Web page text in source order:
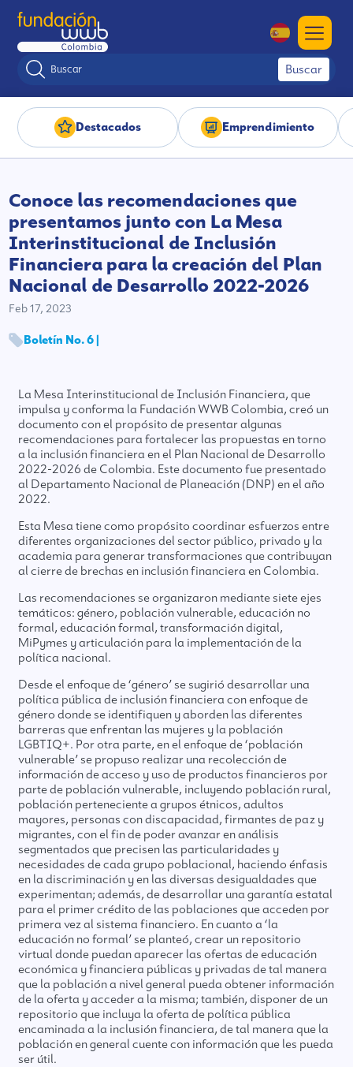
Buscar
Destacados Emprendimiento
Conoce las recomendaciones que
presentamos junto con La Mesa
Interinstitucional de Inclusión
Financiera para la creación del Plan
Nacional de Desarrollo 2022-2026
Feb 17, 2023
Boletín No. 6 |
La Mesa Interinstitucional de Inclusión Financiera, que
impulsa y conforma la Fundación WWB Colombia, creó un
documento con el propósito de presentar algunas
recomendaciones para fortalecer las propuestas en torno
a la inclusión financiera en el Plan Nacional de Desarrollo
2022-2026 de Colombia. Este documento fue presentado
al Departamento Nacional de Planeación (DNP) en el año
2022.
Esta Mesa tiene como propósito coordinar esfuerzos entre
diferentes organizaciones del sector público, privado y la
academia para generar transformaciones que contribuyan
al cierre de brechas en inclusión financiera en Colombia.
Las recomendaciones se organizaron mediante siete ejes
temáticos: género, población vulnerable, educación no
formal, educación formal, transformación digital,
MiPymes y articulación para la implementación de la
política nacional.
Desde el enfoque de ‘género’ se sugirió desarrollar una
política pública de inclusión financiera con enfoque de
género donde se identifiquen y aborden las diferentes
barreras que enfrentan las mujeres y la población
LGBTIQ+. Por otra parte, en el enfoque de ‘población
vulnerable’ se propuso realizar una recolección de
información de acceso y uso de productos financieros por
parte de población vulnerable, incluyendo población rural,
población perteneciente a grupos étnicos, adultos
mayores, personas con discapacidad, firmantes de paz y
migrantes, con el fin de poder avanzar en análisis
segmentados que precisen las particularidades y
necesidades de cada grupo poblacional, haciendo énfasis
en la discriminación y en las diversas desigualdades que
experimentan; además, de desarrollar una garantía estatal
para el primer crédito de las poblaciones que acceden por
primera vez al sistema financiero. En cuanto a ‘la
educación no formal’ se planteó, crear un repositorio
virtual donde puedan aparecer las ofertas de educación
económica y financiera públicas y privadas de tal manera
que la población a nivel general pueda obtener información
de la oferta y acceder a la misma; también, disponer de un
repositorio que incluya la oferta de política pública
encaminada a la inclusión financiera, de tal manera que la
población en general cuente con información que les pueda
ser útil.